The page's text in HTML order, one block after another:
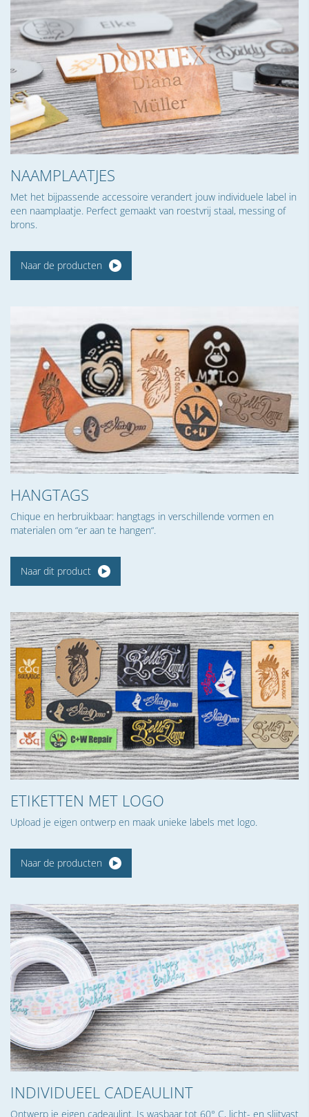
NAAMPLAATJES
Met het bijpassende accessoire verandert jouw individuele label in
een naamplaatje. Perfect gemaakt van roestvrij staal, messing of
brons.
Naar de producten
HANGTAGS
Chique en herbruikbaar: hangtags in verschillende vormen en
materialen om “er aan te hangen“.
Naar dit product
ETIKETTEN MET LOGO
Upload je eigen ontwerp en maak unieke labels met logo.
Naar de producten
INDIVIDUEEL CADEAULINT
Ontwerp je eigen cadeaulint. Is wasbaar tot 60° C, licht- en slijtvast